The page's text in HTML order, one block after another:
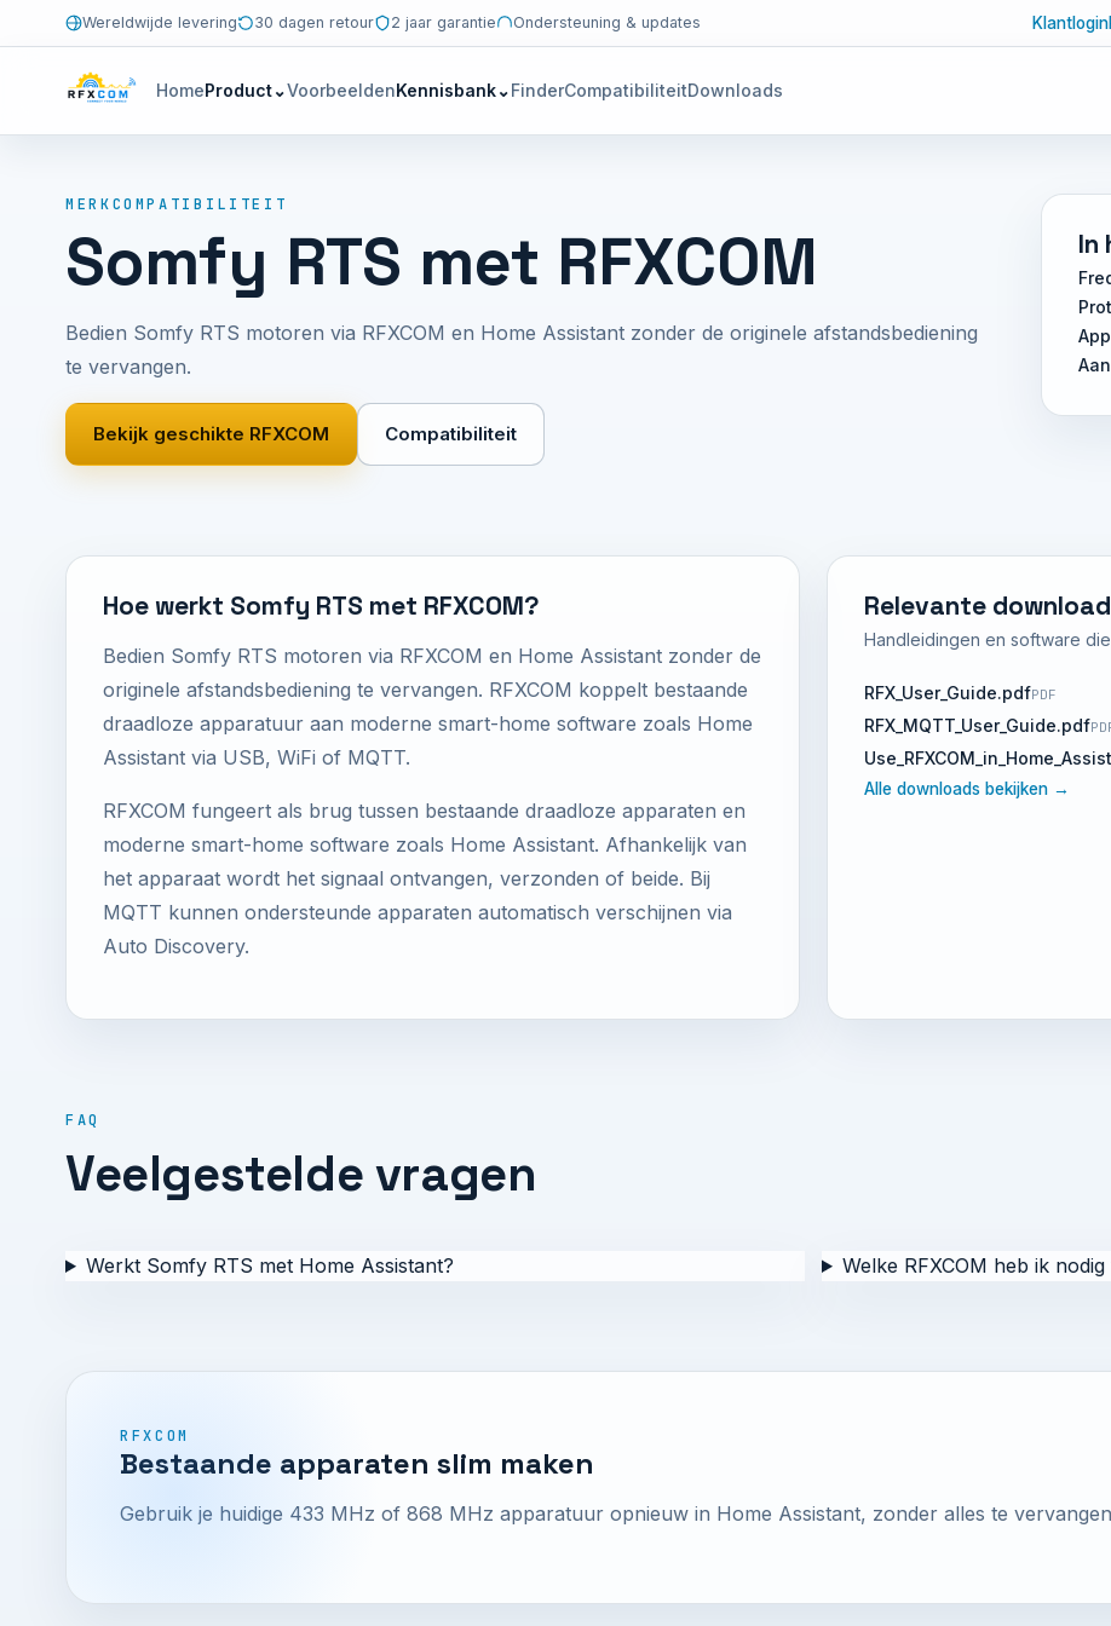
Wereldwijde levering 30 dagen retour 2 jaar garantie Ondersteuning & updates Klantlogin
HomeProduct⌄VoorbeeldenKennisbank⌄FinderCompatibiliteitDownloads
MERKCOMPATIBILITEIT
Somfy RTS met RFXCOM
Bedien Somfy RTS motoren via RFXCOM en Home Assistant zonder de originele afstandsbediening
te vervangen.
Bekijk geschikte RFXCOM Compatibiliteit
In
Hoe werkt Somfy RTS met RFXCOM?
Bedien Somfy RTS motoren via RFXCOM en Home Assistant zonder de
originele afstandsbediening te vervangen. RFXCOM koppelt bestaande
draadloze apparatuur aan moderne smart-home software zoals Home
Assistant via USB, WiFi of MQTT.
RFXCOM fungeert als brug tussen bestaande draadloze apparaten en
moderne smart-home software zoals Home Assistant. Afhankelijk van
het apparaat wordt het signaal ontvangen, verzonden of beide. Bij
MQTT kunnen ondersteunde apparaten automatisch verschijnen via
Auto Discovery.
Relevante
Handleidingen en software
RFX_User_Guide.pdfPDF
RFX_MQTT_User_Guide.pdf
Alle downloads bekijken →
FAQ
Veelgestelde vragen
Werkt Somfy RTS met Home Assistant? Welke RFXCOM heb ik
RFXCOM
Bestaande apparaten slim maken
Gebruik je huidige 433 MHz of 868 MHz apparatuur opnieuw in Home Assistant, zonder alles te